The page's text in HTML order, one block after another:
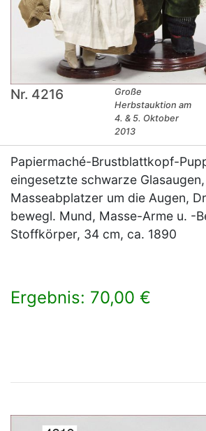
Nr. 4216
Große
Herbstauktion am
4. & 5. Oktober
2013
Papiermaché-Brustblattkopf-
eingesetzte schwarze
Masseabplatzer um die Augen,
bewegl. Mund, Masse-Arme u. -
Stoffkörper, 34 cm, ca. 1890
Ergebnis: 70,00 €